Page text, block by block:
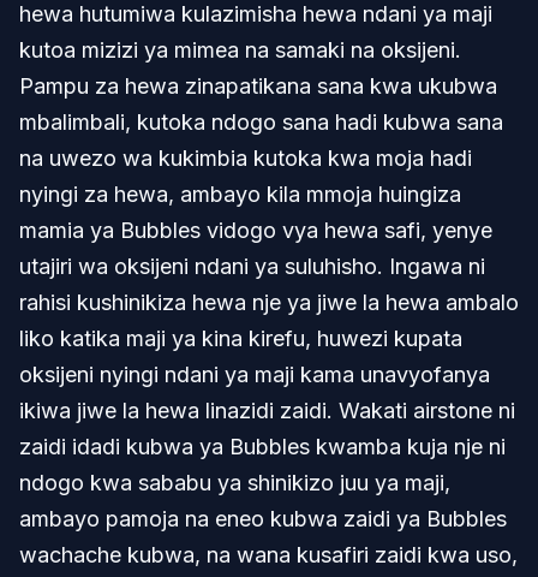
hewa hutumiwa kulazimisha hewa ndani ya maji
kutoa mizizi ya mimea na samaki na oksijeni.
Pampu za hewa zinapatikana sana kwa ukubwa
mbalimbali, kutoka ndogo sana hadi kubwa sana
na uwezo wa kukimbia kutoka kwa moja hadi
nyingi za hewa, ambayo kila mmoja huingiza
mamia ya Bubbles vidogo vya hewa safi, yenye
utajiri wa oksijeni ndani ya suluhisho. Ingawa ni
rahisi kushinikiza hewa nje ya jiwe la hewa ambalo
liko katika maji ya kina kirefu, huwezi kupata
oksijeni nyingi ndani ya maji kama unavyofanya
ikiwa jiwe la hewa linazidi zaidi. Wakati airstone ni
zaidi idadi kubwa ya Bubbles kwamba kuja nje ni
ndogo kwa sababu ya shinikizo juu ya maji,
ambayo pamoja na eneo kubwa zaidi ya Bubbles
wachache kubwa, na wana kusafiri zaidi kwa uso,